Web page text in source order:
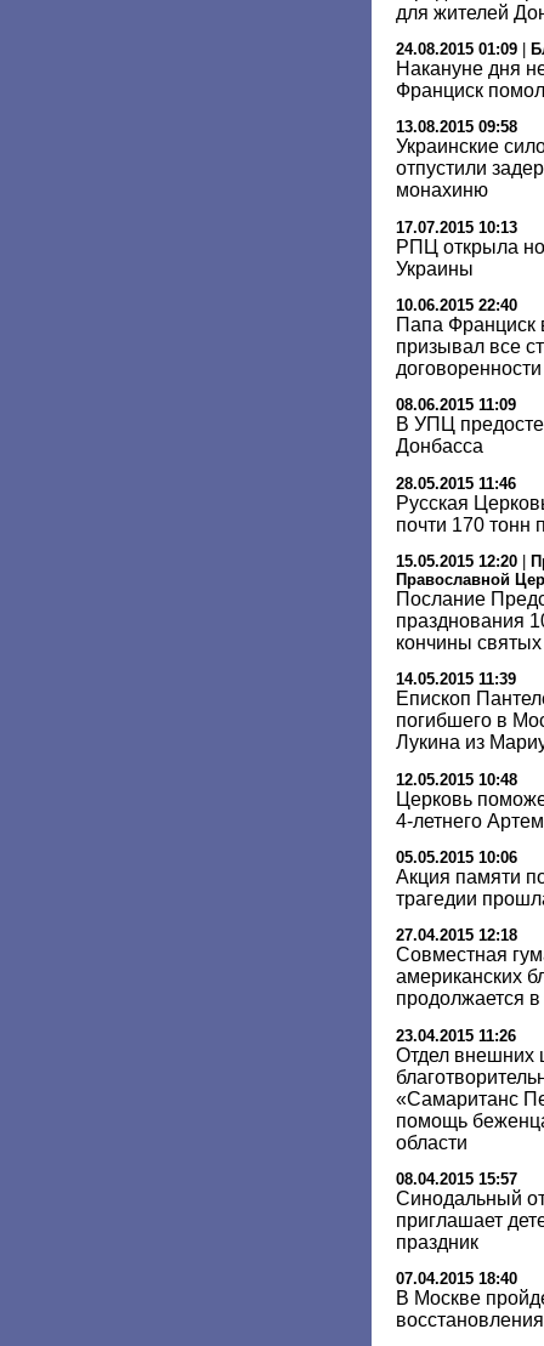
для жителей
24.08.2015 01:09
Накануне дня
Франциск
13.08.2015 09:58
Украинские
отпустили
монахиню
17.07.2015 10:13
РПЦ открыла
Украины
10.06.2015 22:40
Папа Франциск
призывал все
договоренности
08.06.2015 11:09
В УПЦ
Донбасса
28.05.2015 11:46
Русская
почти 170
15.05.2015 12:20
Православной
Послание
празднования
кончины
14.05.2015 11:39
Епископ
погибшего в
Лукина из
12.05.2015 10:48
Церковь
4-летнего
05.05.2015 10:06
Акция памяти
трагедии
27.04.2015 12:18
Совместная
американских
продолжается
23.04.2015 11:26
Отдел внешних
«Самаританс
помощь
области
08.04.2015 15:57
Синодальный
приглашает
праздник
07.04.2015 18:40
В Москве